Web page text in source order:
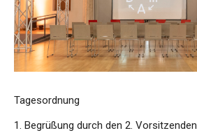
Tagesordnung
1. Begrüßung durch den 2. Vorsitzenden